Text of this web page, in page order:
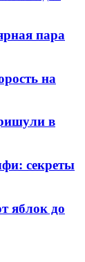
пара
на
в
секреты
яблок до